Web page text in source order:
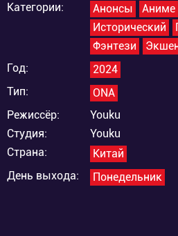
Категории: Анонсы Аниме
Исторический
Фэнтези
Год:
2024
Тип:
ONA
Режиссёр:
Youku
Студия:
Youku
Страна:
Китай
День выхода:
Понедельник